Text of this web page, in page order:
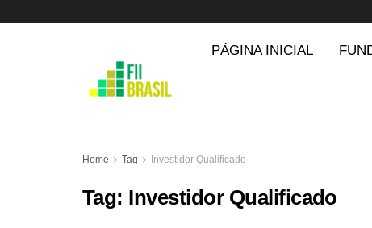
PÁGINA INICIAL
Home Tag Investidor Qualificado
Tag: Investidor Qualificado